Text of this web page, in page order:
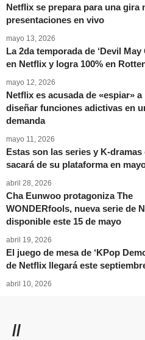
Netflix se prepara para una gira
presentaciones en vivo
mayo 13, 2026
La 2da temporada de ‘Devil May
en Netflix y logra 100% en
mayo 12, 2026
Netflix es acusada de «espiar»
diseñar funciones adictivas en
demanda
mayo 11, 2026
Estas son las series y K-
sacará de su plataforma en
abril 28, 2026
Cha Eunwoo protagoniza The
WONDERfools, nueva serie de
disponible este 15 de mayo
abril 19, 2026
El juego de mesa de ‘KPop
de Netflix llegará este
abril 10, 2026
//